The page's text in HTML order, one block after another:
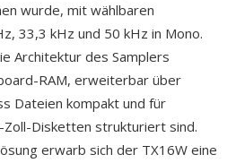
wurde, mit wählbaren
33,3 kHz und 50 kHz in Mono.
Architektur des Samplers
RAM, erweiterbar über
Dateien kompakt und für
Zoll-Disketten strukturiert sind.
erwarb sich der TX16W eine